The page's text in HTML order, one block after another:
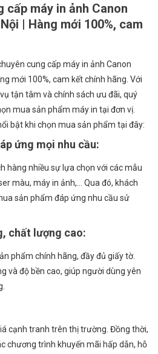
cấp máy in ảnh Canon
| Hàng mới 100%, cam
cung cấp máy in ảnh Canon
mới 100%, cam kết chính hãng. Với
tận tâm và chính sách ưu đãi, quý
mua sản phẩm máy in tại đơn vị.
bật khi chọn mua sản phẩm tại đây:
ứng mọi nhu cầu:
hàng nhiều sự lựa chọn với các mẫu
màu, máy in ảnh,… Qua đó, khách
sản phẩm đáp ứng nhu cầu sử
chất lượng cao:
phẩm chính hãng, đầy đủ giấy tờ.
và độ bền cao, giúp người dùng yên
cạnh tranh trên thị trường. Đồng thời,
chương trình khuyến mãi hấp dẫn, hỗ